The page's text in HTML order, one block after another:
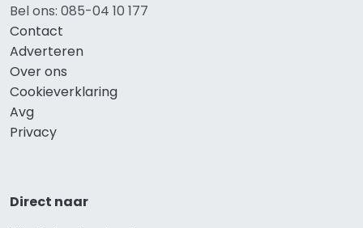
Bel ons: 085-04 10 177
Contact
Adverteren
Over ons
Cookieverklaring
Avg
Privacy
Direct naar